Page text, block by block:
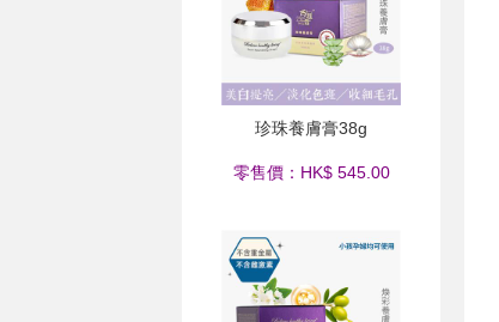
珍珠養膚膏38g
零售價：HK$ 545.00